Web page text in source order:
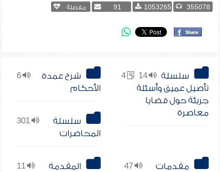
355078
1053265
91 مفضلة
14
سلسلة
تأصيل عميق وأسئلة
جريئة حول قضايا
معاصرة
6
شرح عمدة
الأحكام
301
سلسلة
المحاضرات
47
مقدمات
11
المقدمة